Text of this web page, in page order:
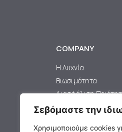
Σεβόμαστε την
Χρησιμοποιούμε cookies
COMPANY
H Λυχνία
Βιωσιμότητα
Διασφάλιση
Καριέρα